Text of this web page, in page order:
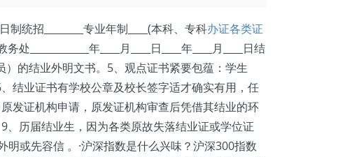
制统招________专业年制____(本科、专科办证各类证
年____月____日____年____月____日结
的结业外明文书。5、观点证书紧要包蕴：学生
结业证书有学校公章及校长签字适才确实有用，任
发证机构申请，原发证机构审查后凭借其结业的环
历届结业生，因为各类原故失落结业证或学位证
或先容信 。·沪深指数是什么兴味？沪深300指数